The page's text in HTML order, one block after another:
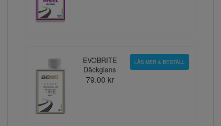
EVOBRITE
Däckglans
79.00 kr
LÄS MER & BESTÄLL